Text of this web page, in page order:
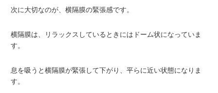
次に大切なのが、横隔膜の緊張感です。
横隔膜は、リラックスしているときにはドーム状になっていま
す。
息を吸うと横隔膜が緊張して下がり、平らに近い状態になりま
す。